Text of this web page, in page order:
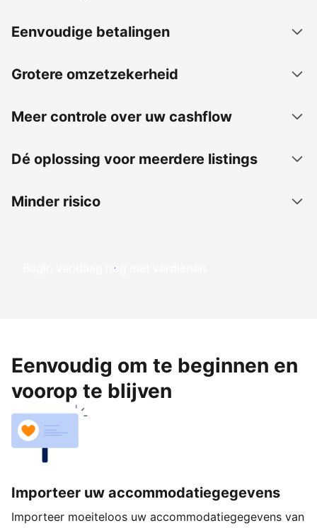
Eenvoudige betalingen
Grotere omzetzekerheid
Meer controle over uw cashflow
Dé oplossing voor meerdere listings
Minder risico
Begin vandaag nog met verdienen
Eenvoudig om te beginnen en
voorop te blijven
Importeer uw accommodatiegegevens
Importeer moeiteloos uw accommodatiegegevens van